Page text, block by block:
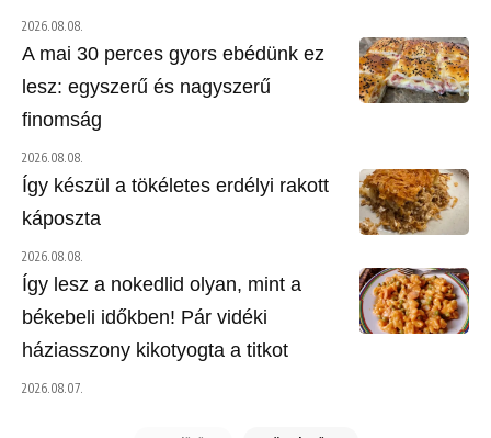
2026.08.08.
A mai 30 perces gyors ebédünk ez
lesz: egyszerű és nagyszerű
finomság
2026.08.08.
Így készül a tökéletes erdélyi rakott
káposzta
2026.08.08.
Így lesz a nokedlid olyan, mint a
békebeli időkben! Pár vidéki
háziasszony kikotyogta a titkot
2026.08.07.